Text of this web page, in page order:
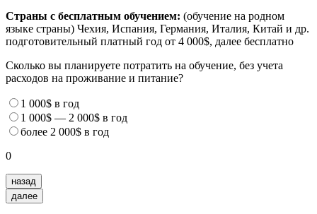
Страны с бесплатным обучением: (обучение на родном
языке страны) Чехия, Испания, Германия, Италия, Китай и др.
подготовительный платный год от 4 000$, далее бесплатно
Сколько вы планируете потратить на обучение, без учета
расходов на проживание и питание?
1 000$ в год
1 000$ — 2 000$ в год
более 2 000$ в год
0
назад
далее